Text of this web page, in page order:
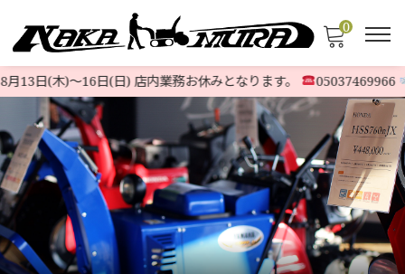
0
13日(木)〜16日(日) 店内業務お休みとなります。 05037469966